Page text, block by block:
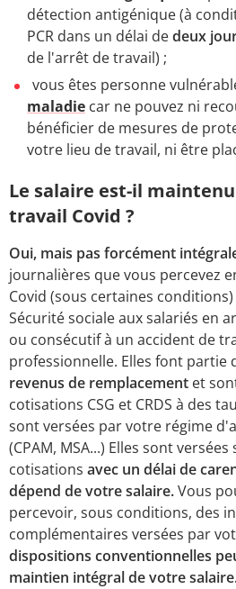
détection antigénique (à
PCR dans un délai dedeux
de l'arrêt de travail) ;
vous êtes personne
maladie car ne pouvez ni
bénéficier de mesures de
votre lieu de travail, ni être
Le salaire est-il
travail Covid ?
Oui, mais pas forcément
journalières que vous percevez
Covid (sous certaines
Sécurité sociale aux salariés en
ou consécutif à un accident de
professionnelle. Elles font partie
revenus de remplacement et
cotisations CSG et CRDS à des
sont versées par votre régime
(CPAM, MSA...) Elles sont
cotisations avec un délai de
dépend de votre salaire.Vous
percevoir, sous conditions, des
complémentaires versées par
dispositions conventionnelles
maintien intégral de votre